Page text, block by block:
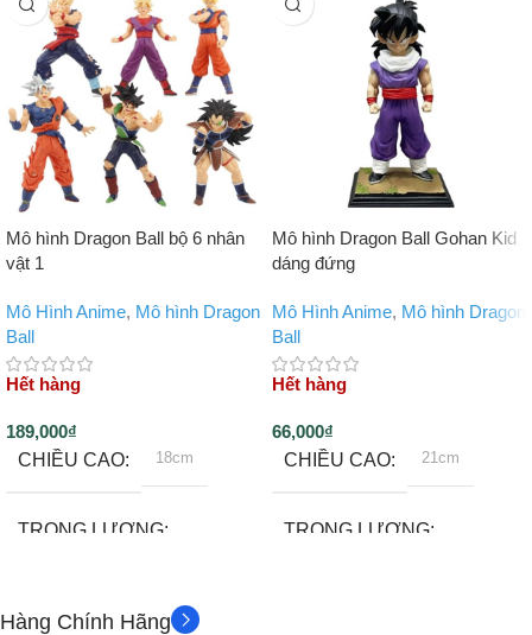
Mô hình Dragon Ball bộ 6 nhân
vật 1
Mô Hình Anime, Mô hình Dragon
Ball
Hết hàng
189,000₫
CHIỀU CAO
18cm
TRỌNG LƯỢNG
Mô hình Dragon Ball Gohan Kid
dáng đứng
Mô Hình Anime, Mô hình Dragon
Ball
Hết hàng
66,000₫
CHIỀU CAO
21cm
TRỌNG LƯỢNG
Hàng Chính Hãng